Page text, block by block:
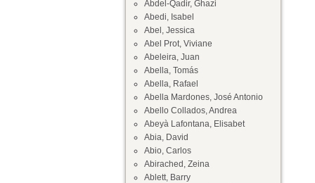
Abdel-Qadir, Ghazi
Abedi, Isabel
Abel, Jessica
Abel Prot, Viviane
Abeleira, Juan
Abella, Tomás
Abella, Rafael
Abella Mardones, José Antonio
Abello Collados, Andrea
Abeyà Lafontana, Elisabet
Abia, David
Abio, Carlos
Abirached, Zeina
Ablett, Barry